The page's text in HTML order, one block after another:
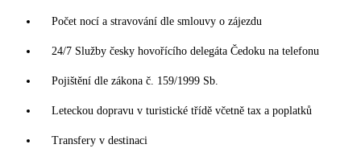
Počet nocí a stravování dle smlouvy o zájezdu
24/7 Služby česky hovořícího delegáta Čedoku na telefonu
Pojištění dle zákona č. 159/1999 Sb.
Leteckou dopravu v turistické třídě včetně tax a poplatků
Transfery v destinaci